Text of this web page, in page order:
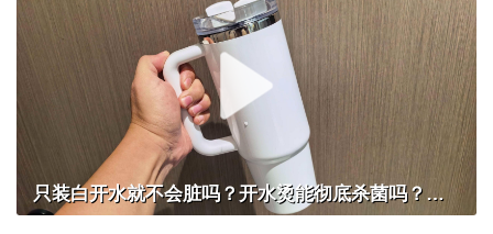
只装白开水就不会脏吗？开水烫能彻底杀菌吗？感控专家详解“吸管杯”藏菌真相｜都视频·热观察